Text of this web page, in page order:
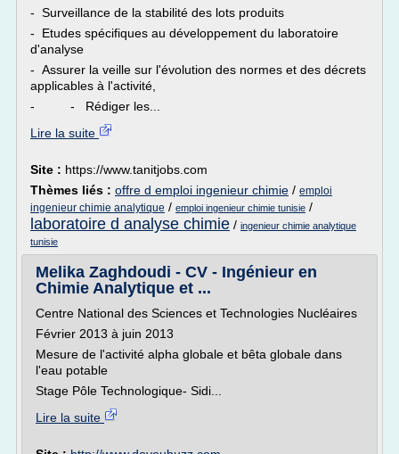
- Surveillance de la stabilité des lots produits
- Etudes spécifiques au développement du laboratoire
d'analyse
- Assurer la veille sur l'évolution des normes et des décrets
applicables à l'activité,
- - Rédiger les...
Lire la suite
Site : https://www.tanitjobs.com
Thèmes liés : offre d emploi ingenieur chimie / emploi
ingenieur chimie analytique / emploi ingenieur chimie tunisie /
laboratoire d analyse chimie / ingenieur chimie analytique
tunisie
Melika Zaghdoudi - CV - Ingénieur en
Chimie Analytique et ...
Centre National des Sciences et Technologies Nucléaires
Février 2013 à juin 2013
Mesure de l'activité alpha globale et bêta globale dans
l'eau potable
Stage Pôle Technologique- Sidi...
Lire la suite